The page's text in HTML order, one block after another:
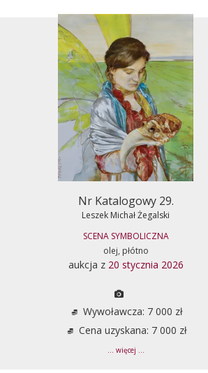
Nr Katalogowy 29.
Leszek Michał Żegalski
SCENA SYMBOLICZNA
olej, płótno
aukcja z 20 stycznia 2026
Wywoławcza: 7 000 zł
Cena uzyskana: 7 000 zł
... więcej ...